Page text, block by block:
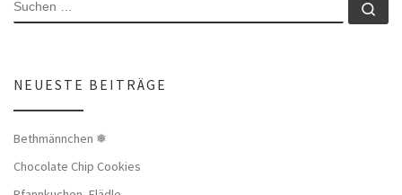
NEUESTE BEITRÄGE
Bethmännchen ❅
Chocolate Chip Cookies